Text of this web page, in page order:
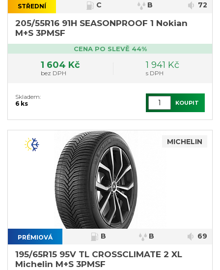
STŘEDNÍ C B 72
205/55R16 91H SEASONPROOF 1 Nokian
M+S 3PMSF
CENA PO SLEVĚ 44%
1 604 Kč
bez DPH
1 941 Kč
s DPH
Skladem:
6 ks
KOUPIT
MICHELIN
PRÉMIOVÁ B B 69
195/65R15 95V TL CROSSCLIMATE 2 XL
Michelin M+S 3PMSF